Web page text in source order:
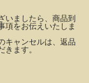
いましたら、商品到
項をお伝えいたしま
キャンセルは、返品
きます。